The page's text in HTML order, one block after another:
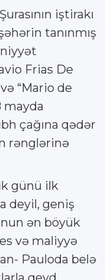
iştirakı
tanınmış
Frias De
“Mario de
mayda
çağına qədər
rənglərinə
günü ilk
deyil, geniş
ən böyük
və maliyyə
Pauloda belə